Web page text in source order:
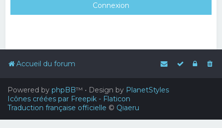
Accueil du forum
Powered by phpBB™ • Design by PlanetStyles
Icônes créées par Freepik - Flaticon
Traduction française officielle © Qiaeru